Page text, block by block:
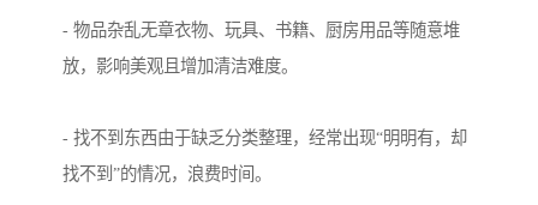
- 物品杂乱无章衣物、玩具、书籍、厨房用品等随意堆
放，影响美观且增加清洁难度。
- 找不到东西由于缺乏分类整理，经常出现“明明有，却
找不到”的情况，浪费时间。